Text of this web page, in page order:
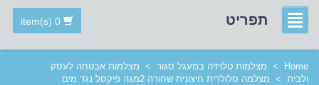
תפריט 0 item(s)
Home
> מצלמות טלויזיה במעגל סגור > מצלמות אבטחה לעסק
ולבית > מצלמה סלולרית חיצונית שחורה 2מגה פיקסל נגד מים